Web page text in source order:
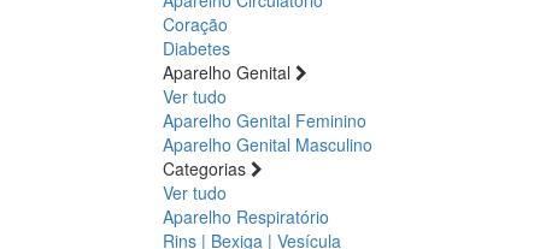
Coração
Diabetes
Aparelho Genital
Ver tudo
Aparelho Genital Feminino
Aparelho Genital Masculino
Categorias
Ver tudo
Aparelho Respiratório
Rins | Bexiga | Vesícula